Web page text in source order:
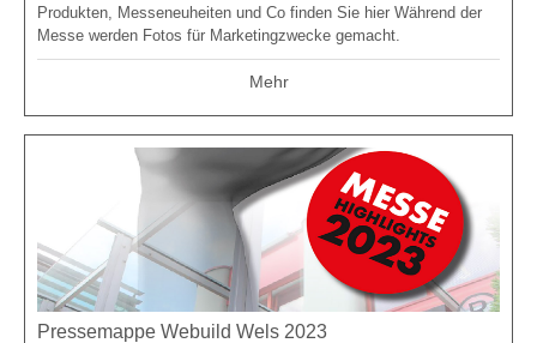
Produkten, Messeneuheiten und Co finden Sie hier Während der
Messe werden Fotos für Marketingzwecke gemacht.
Mehr
Pressemappe Webuild Wels 2023